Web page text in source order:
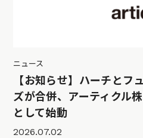
ニュース
【お知らせ】ハーチとフ
ズが合併、アーティクル
として始動
2026.07.02